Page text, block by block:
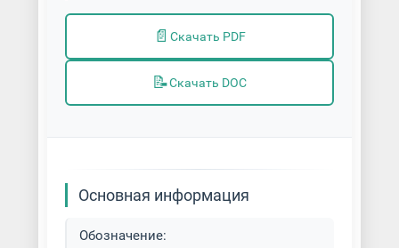
📄 Скачать PDF
📝Скачать DOC
Основная информация
Обозначение: